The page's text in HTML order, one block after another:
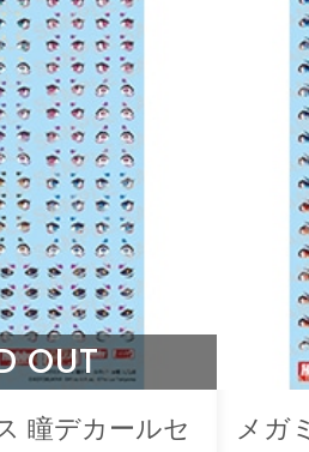
OUT
瞳デカールセ
メガ